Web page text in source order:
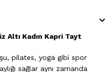
Altı Kadın Kapri Tayt
pilates, yoga gibi spor
sağlar aynı zamanda